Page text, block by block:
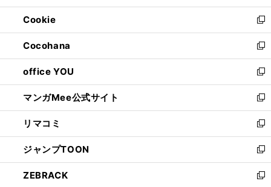
開
く
ウ
で
開
く
ン
ド
ウ
で
開
く
ウ
ィ
ン
ド
ウ
で
開
く
Cookie
新
し
い
ウ
ィ
ン
ド
ウ
で
開
く
Cocohana
新
し
い
ウ
ィ
ン
ド
ウ
で
開
く
office YOU
新
し
い
ウ
ィ
ン
ド
ウ
で
マンガMee公式サイト
新
し
い
ウ
ィ
ン
ド
リマコミ
新
し
い
ウ
ィ
ジャンプTOON
新
し
い
ZEBRACK
新